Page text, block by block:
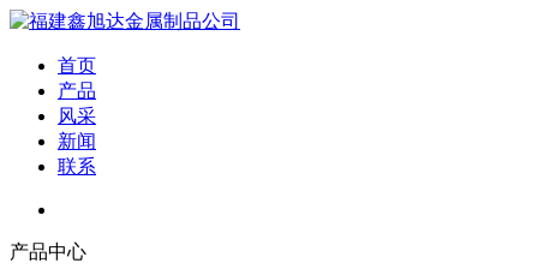
首页
产品
风采
新闻
联系
产品中心